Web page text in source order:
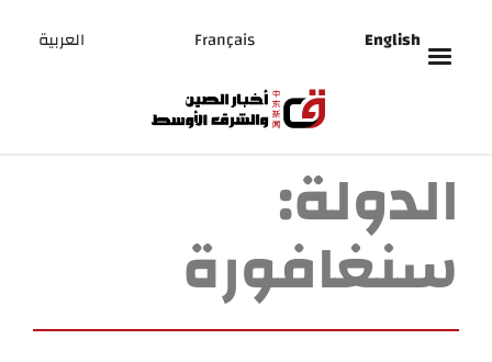
English
Français العربية
الدولة:
سنغافورة